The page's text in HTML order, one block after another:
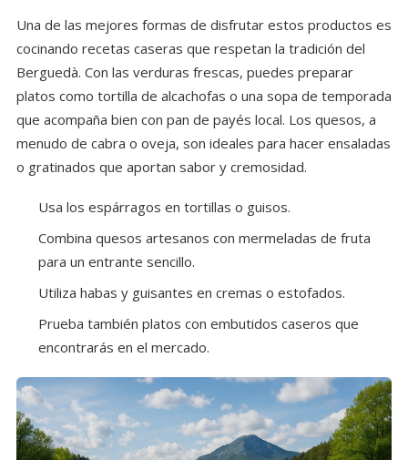
Una de las mejores formas de disfrutar estos productos es
cocinando recetas caseras que respetan la tradición del
Berguedà. Con las verduras frescas, puedes preparar
platos como tortilla de alcachofas o una sopa de temporada
que acompaña bien con pan de payés local. Los quesos, a
menudo de cabra o oveja, son ideales para hacer ensaladas
o gratinados que aportan sabor y cremosidad.
Usa los espárragos en tortillas o guisos.
Combina quesos artesanos con mermeladas de fruta
para un entrante sencillo.
Utiliza habas y guisantes en cremas o estofados.
Prueba también platos con embutidos caseros que
encontrarás en el mercado.